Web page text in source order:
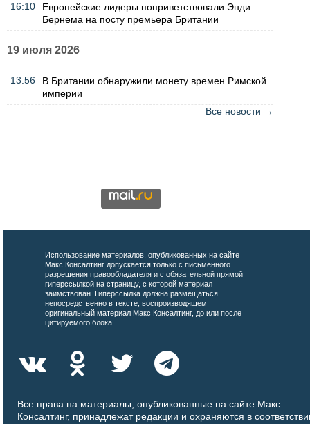
16:10
Европейские лидеры поприветствовали Энди
Бернема на посту премьера Британии
19 июля 2026
13:56
В Британии обнаружили монету времен Римской
империи
Все новости →
Использование материалов, опубликованных на сайте
Макс Консалтинг допускается только с письменного
разрешения правообладателя и с обязательной прямой
гиперссылкой на страницу, с которой материал
заимствован. Гиперссылка должна размещаться
непосредственно в тексте, воспроизводящем
оригинальный материал Макс Консалтинг, до или после
цитируемого блока.
Все права на материалы, опубликованные на сайте Макс
Консалтинг, принадлежат редакции и охраняются в